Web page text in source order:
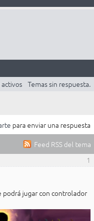
activos Temas sin respuesta.
para enviar una respuesta
Feed RSS del tema
1
podrá jugar con controlador